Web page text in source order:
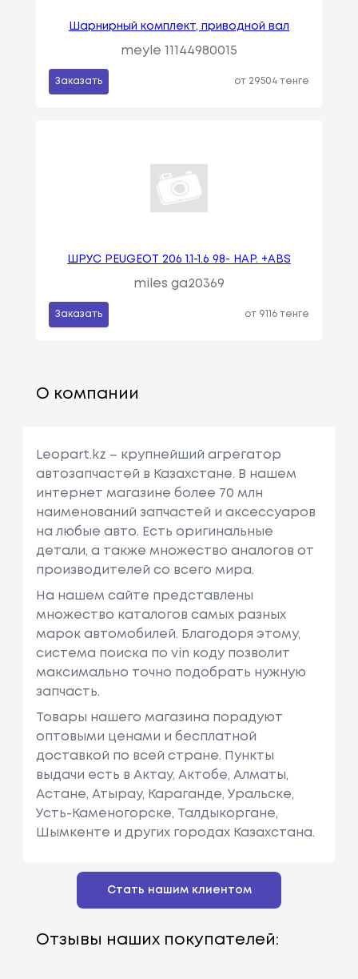
Шарнирный комплект, приводной вал
meyle 11144980015
Заказать от 29504 тенге
ШРУС PEUGEOT 206 1.1-1.6 98- НАР. +ABS
miles ga20369
Заказать от 9116 тенге
О компании
Leopart.kz – крупнейший агрегатор
автозапчастей в Казахстане. В нашем
интернет магазине более 70 млн
наименований запчастей и аксессуаров
на любые авто. Есть оригинальные
детали, а также множество аналогов от
производителей со всего мира.
На нашем сайте представлены
множество каталогов самых разных
марок автомобилей. Благодоря этому,
система поиска по vin коду позволит
максимально точно подобрать нужную
запчасть.
Товары нашего магазина порадуют
оптовыми ценами и бесплатной
доставкой по всей стране. Пункты
выдачи есть в Актау, Актобе, Алматы,
Астане, Атырау, Караганде, Уральске,
Усть-Каменогорске, Талдыкоргане,
Шымкенте и других городах Казахстана.
Стать нашим клиентом
Отзывы наших покупателей: